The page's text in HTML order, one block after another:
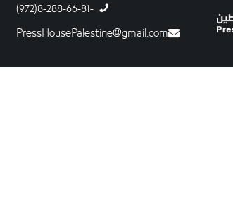
-8-288-66-81(972)
PressHousePalestine@gmail.com